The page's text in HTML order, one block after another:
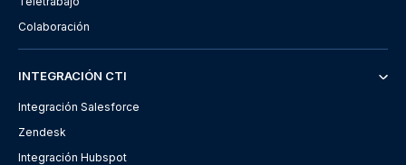
Colaboración
INTEGRACIÓN CTI
Integración Salesforce
Zendesk
Integración Hubspot